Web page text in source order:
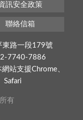
訊安全政策
聯絡信箱
東路一段179號
7740-7886
站支援Chrome、
Safari
有